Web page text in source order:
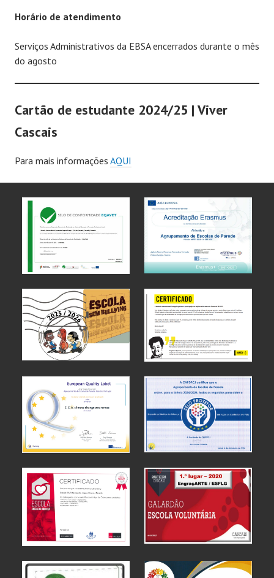
Horário de atendimento
Serviços Administrativos da EBSA encerrados durante o mês
do agosto
Cartão de estudante 2024/25 | Viver
Cascais
Para mais informações AQUI